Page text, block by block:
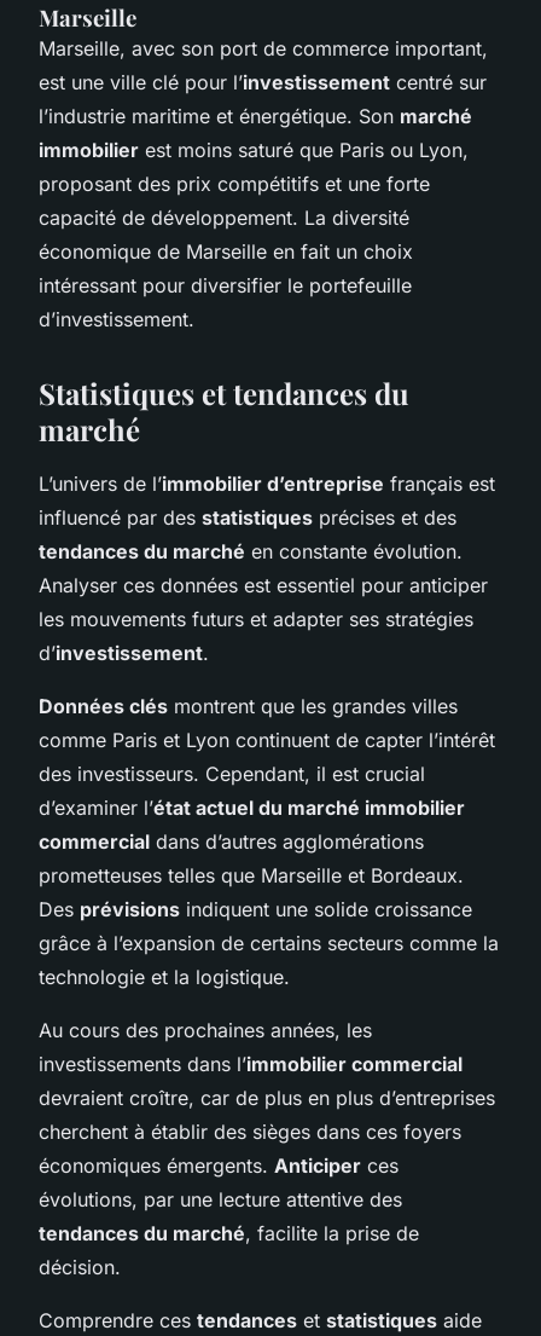
Marseille
Marseille, avec son port de commerce important,
est une ville clé pour l’investissement centré sur
l’industrie maritime et énergétique. Son marché
immobilier est moins saturé que Paris ou Lyon,
proposant des prix compétitifs et une forte
capacité de développement. La diversité
économique de Marseille en fait un choix
intéressant pour diversifier le portefeuille
d’investissement.
Statistiques et tendances du
marché
L’univers de l’immobilier d’entreprise français est
influencé par des statistiques précises et des
tendances du marché en constante évolution.
Analyser ces données est essentiel pour anticiper
les mouvements futurs et adapter ses stratégies
d’investissement.
Données clés montrent que les grandes villes
comme Paris et Lyon continuent de capter l’intérêt
des investisseurs. Cependant, il est crucial
d’examiner l’état actuel du marché immobilier
commercial dans d’autres agglomérations
prometteuses telles que Marseille et Bordeaux.
Des prévisions indiquent une solide croissance
grâce à l’expansion de certains secteurs comme la
technologie et la logistique.
Au cours des prochaines années, les
investissements dans l’immobilier commercial
devraient croître, car de plus en plus d’entreprises
cherchent à établir des sièges dans ces foyers
économiques émergents. Anticiper ces
évolutions, par une lecture attentive des
tendances du marché, facilite la prise de
décision.
Comprendre ces tendances et statistiques aide